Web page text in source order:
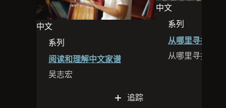
中文
此场次的语言为中文
系列
此场次属于系列内容的一部份
阅读和理解中文家谱
吴志宏
追踪
中文
此场次的语言为中
系列
此场次属于系
从哪里寻找我